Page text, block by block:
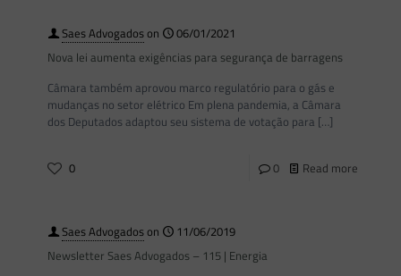
Saes Advogadoson
06/01/2021
Nova lei aumenta exigências para segurança de barragens
Câmara também aprovou marco regulatório para o gás e
mudanças no setor elétrico Em plena pandemia, a Câmara
dos Deputados adaptou seu sistema de votação para […]
0 0 Read more
Saes Advogadoson
11/06/2019
Newsletter Saes Advogados – 115 | Energia